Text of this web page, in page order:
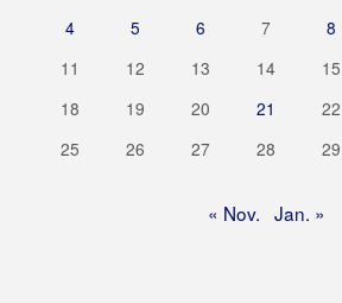
4
5 6 7 8
11
12 13 14 15
18
19 20 21 22
25
26 27 28 29
« Nov. Jan. »